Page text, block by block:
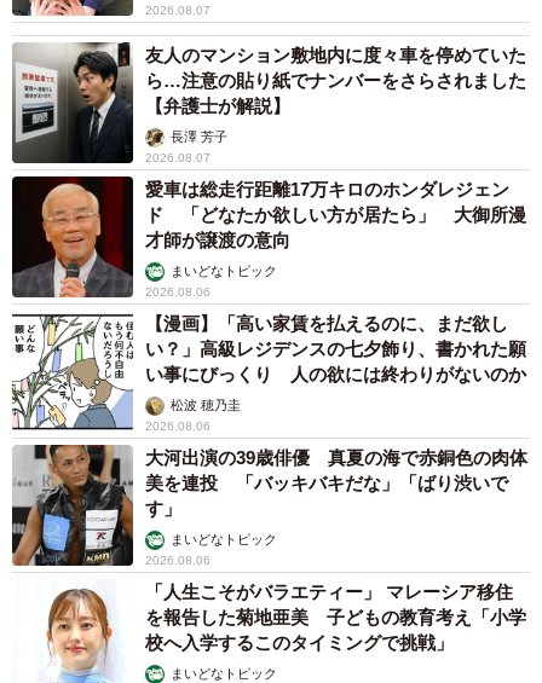
2026.08.07
友人のマンション敷地内に度々車を停めていた
ら…注意の貼り紙でナンバーをさらされました
【弁護士が解説】
長澤 芳子
2026.08.07
愛車は総走行距離17万キロのホンダレジェン
ド 「どなたか欲しい方が居たら」 大御所漫
才師が譲渡の意向
まいどなトピック
2026.08.06
【漫画】「高い家賃を払えるのに、まだ欲し
い？」高級レジデンスの七夕飾り、書かれた願
い事にびっくり 人の欲には終わりがないのか
松波 穂乃圭
2026.08.06
大河出演の39歳俳優 真夏の海で赤銅色の肉体
美を連投 「バッキバキだな」「ばり渋いで
す」
まいどなトピック
2026.08.06
「人生こそがバラエティー」 マレーシア移住
を報告した菊地亜美 子どもの教育考え「小学
校へ入学するこのタイミングで挑戦」
まいどなトピック